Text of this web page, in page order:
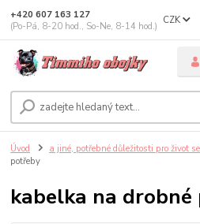
CZK
+420 607 163 127
(Po-Pá, 8-20 hod., So-Ne, 8-14 hod.)
Úvod a jiné, potřebné důležitosti pro život
potřeby
kabelka na